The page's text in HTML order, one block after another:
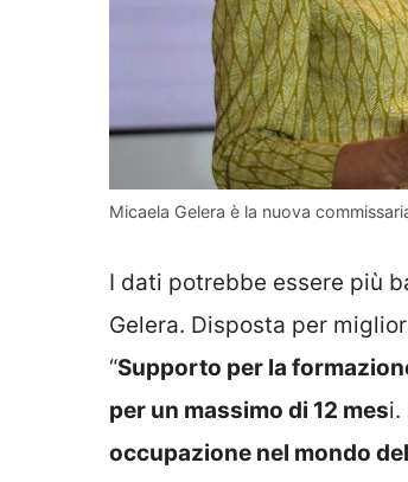
Micaela Gelera è la nuova
I dati potrebbe essere più
Gelera. Disposta per
“Supporto per la
per un massimo di 12 mesi.
occupazione nel mondo